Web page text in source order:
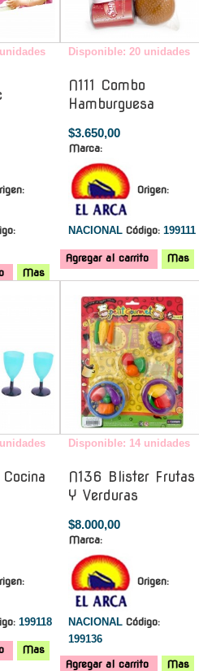
Mas
Disponible: 20 unidades
N111 Combo
Hamburguesa
$3.650,00
Marca:
Origen:
NACIONAL Código: 199111
Agregar al carrito Mas
199118
Mas
Disponible: 14 unidades
N136 Blister Frutas
Y Verduras
$8.000,00
Marca:
Origen:
NACIONAL Código:
199136
Agregar al carrito Mas